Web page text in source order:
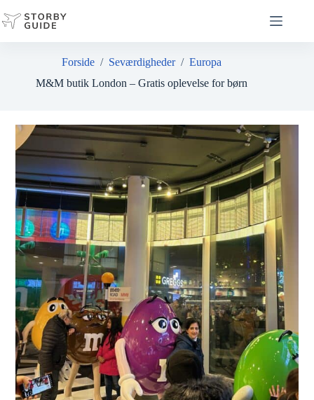
til
indhold
Forside/ Seværdigheder/ Europa
M&M butik London – Gratis oplevelse for børn